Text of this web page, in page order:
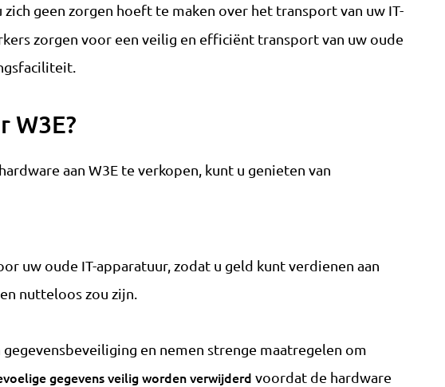
zich geen zorgen hoeft te maken over het transport van uw IT-
zorgen voor een veilig en efficiënt transport van uw oude
W3E?
aan W3E te verkopen, kunt u genieten van
uw oude IT-apparatuur, zodat u geld kunt verdienen aan
nutteloos zou zijn.
en nemen strenge maatregelen om
gegevens veilig worden verwijderd voordat de hardware